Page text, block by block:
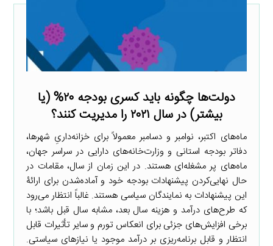
دولت‌ها چگونه باید کسری بودجه ۲۰% (یا
بیشتر) در سال ۲۰۲۱ را مدیریت کنند؟
ماه‌های اکتبر، نوامبر و دسامبر معمولاً برای خزانه‌داریِ شهرها،
دفاتر بودجه استانی و وزارت‌خانه‌های دارایی در سراسر جهان،
ماه‌های پر‌ مشغله‌ای هستند. در این زمان از سال، مقامات در
حال نهایی‌کردن پیشنهادات بودجه خود و آماده‌شدن برای ارائۀ
این پیشنهادات به نمایندگان سیاسی هستند. غالباً انتظار می‌رود
که طرح‌های درآمد و هزینه سال بعد، مشابه سال قبل باشد؛ با
برخی افزایش‌های جزئی برای انعکاس تورم و سایر تأثیرات قابل
انتظار و قابل برنامه‌ریزی بر درآمد موجود یا نیازهای سیاستی.